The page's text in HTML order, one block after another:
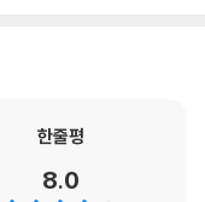
았다. 최면술에 걸려 동
게 확대된다.
면 보이지 않는다」
《오늘은 이만 좀 쉴게
한줄평
8.0